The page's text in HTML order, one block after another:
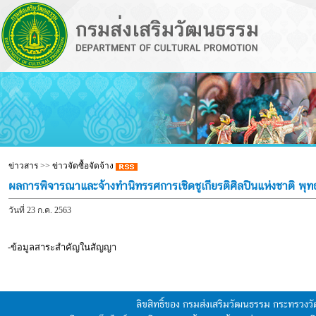
ข่าวสาร>> ข่าวจัดซื้อจัดจ้าง
ผลการพิจารณาและจ้างทำนิทรรศการเชิดชูเกียรติศิลปินแห่งชาติ พุ
วันที่ 23 ก.ค. 2563
-ข้อมูลสาระสำคัญในสัญญา
ลิขสิทธิ์ของ กรมส่งเสริมวัฒนธรรม กระทรว